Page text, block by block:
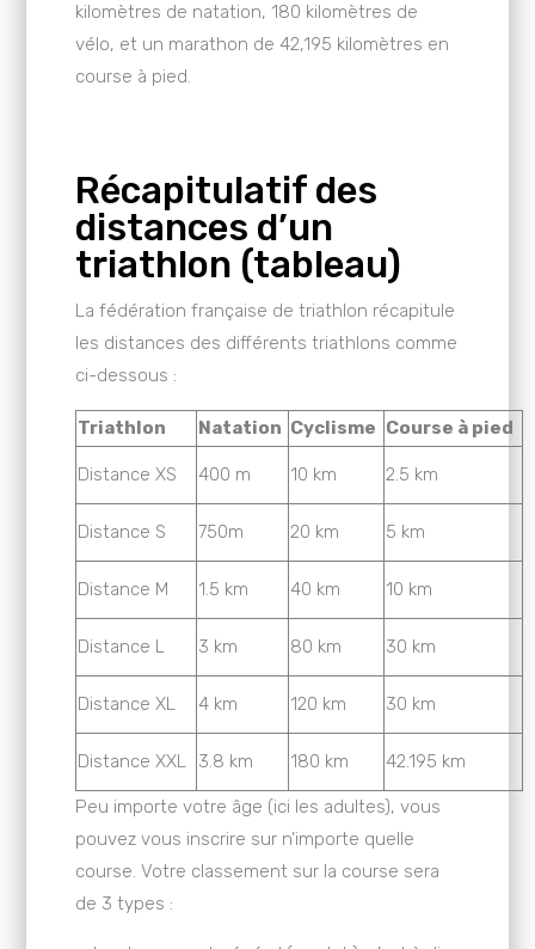
kilomètres de natation, 180 kilomètres de
vélo, et un marathon de 42,195 kilomètres en
course à pied.
Récapitulatif des
distances d’un
triathlon (tableau)
La fédération française de triathlon récapitule
les distances des différents triathlons comme
ci-dessous :
Triathlon Natation Cyclisme Course à pied
Distance XS 400 m 10 km 2.5 km
Distance S 750m 20 km 5 km
Distance M 1.5 km 40 km 10 km
Distance L 3 km 80 km 30 km
Distance XL 4 km 120 km 30 km
Distance XXL 3.8 km 180 km 42.195 km
Peu importe votre âge (ici les adultes), vous
pouvez vous inscrire sur n’importe quelle
course. Votre classement sur la course sera
de 3 types :